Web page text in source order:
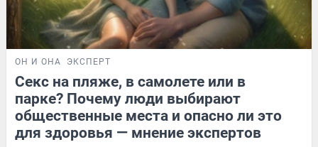
ОН И ОНА ЭКСПЕРТ
Секс на пляже, в самолете или в
парке? Почему люди выбирают
общественные места и опасно ли это
для здоровья — мнение экспертов